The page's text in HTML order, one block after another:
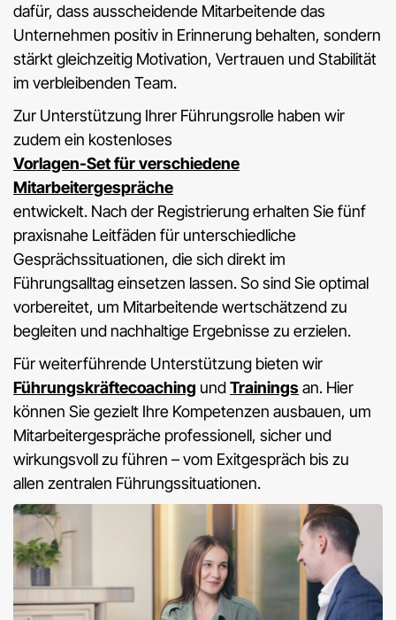
dafür, dass ausscheidende Mitarbeitende das
Unternehmen positiv in Erinnerung behalten, sondern
stärkt gleichzeitig Motivation, Vertrauen und Stabilität
im verbleibenden Team.
Zur Unterstützung Ihrer Führungsrolle haben wir
zudem ein kostenloses
Vorlagen-Set für verschiedene
Mitarbeitergespräche
entwickelt. Nach der Registrierung erhalten Sie fünf
praxisnahe Leitfäden für unterschiedliche
Gesprächssituationen, die sich direkt im
Führungsalltag einsetzen lassen. So sind Sie optimal
vorbereitet, um Mitarbeitende wertschätzend zu
begleiten und nachhaltige Ergebnisse zu erzielen.
Für weiterführende Unterstützung bieten wir
Führungskräftecoaching undTrainingsan. Hier
können Sie gezielt Ihre Kompetenzen ausbauen, um
Mitarbeitergespräche professionell, sicher und
wirkungsvoll zu führen – vom Exitgespräch bis zu
allen zentralen Führungssituationen.